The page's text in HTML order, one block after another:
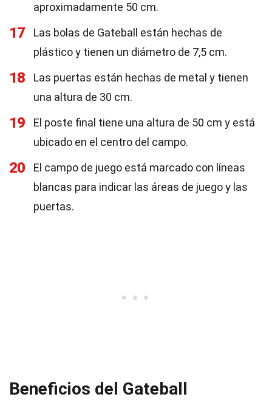
aproximadamente 50 cm.
17
Las bolas de Gateball están hechas de
plástico y tienen un diámetro de 7,5 cm.
18
Las puertas están hechas de metal y tienen
una altura de 30 cm.
19
El poste final tiene una altura de 50 cm y está
ubicado en el centro del campo.
20
El campo de juego está marcado con líneas
blancas para indicar las áreas de juego y las
puertas.
Beneficios del Gateball